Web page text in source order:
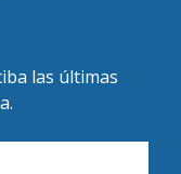
las últimas